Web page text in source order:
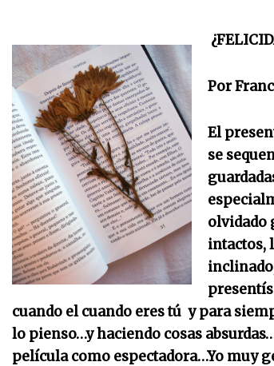
Por
El
se
olvidado
intactos,
cuando el cuando eres tú y para
lo pienso…y haciendo cosas
película como espectadora…Yo muy